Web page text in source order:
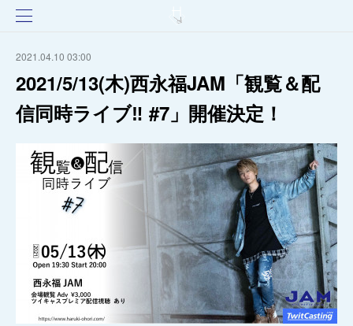
2021.04.10 03:00
2021/5/13(木)西永福JAM「観覧＆配
信同時ライブ‼️ #7」開催決定！